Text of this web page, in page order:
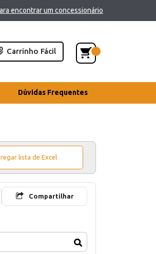
encontrar um concessionário
Carrinho Fácil
Dúvidas Frequentes
lista de Excel
Compartilhar